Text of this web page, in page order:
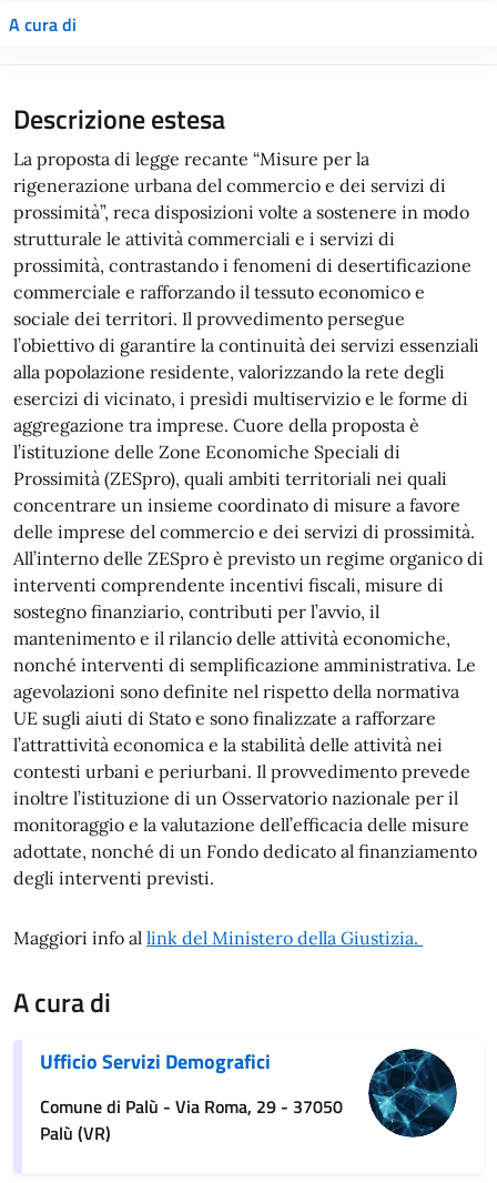
A cura di
Descrizione estesa
La proposta di legge recante “Misure per la
rigenerazione urbana del commercio e dei servizi di
prossimità”, reca disposizioni volte a sostenere in modo
strutturale le attività commerciali e i servizi di
prossimità, contrastando i fenomeni di desertificazione
commerciale e rafforzando il tessuto economico e
sociale dei territori. Il provvedimento persegue
l’obiettivo di garantire la continuità dei servizi essenziali
alla popolazione residente, valorizzando la rete degli
esercizi di vicinato, i presìdi multiservizio e le forme di
aggregazione tra imprese. Cuore della proposta è
l’istituzione delle Zone Economiche Speciali di
Prossimità (ZESpro), quali ambiti territoriali nei quali
concentrare un insieme coordinato di misure a favore
delle imprese del commercio e dei servizi di prossimità.
All’interno delle ZESpro è previsto un regime organico di
interventi comprendente incentivi fiscali, misure di
sostegno finanziario, contributi per l’avvio, il
mantenimento e il rilancio delle attività economiche,
nonché interventi di semplificazione amministrativa. Le
agevolazioni sono definite nel rispetto della normativa
UE sugli aiuti di Stato e sono finalizzate a rafforzare
l’attrattività economica e la stabilità delle attività nei
contesti urbani e periurbani. Il provvedimento prevede
inoltre l’istituzione di un Osservatorio nazionale per il
monitoraggio e la valutazione dell’efficacia delle misure
adottate, nonché di un Fondo dedicato al finanziamento
degli interventi previsti.
Maggiori info al link del Ministero della Giustizia.
A cura di
Ufficio Servizi Demografici
Comune di Palù - Via Roma, 29 - 37050
Palù (VR)